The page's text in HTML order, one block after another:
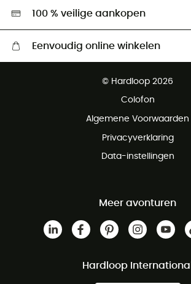
Hardgreen
100 % veilige aankopen
Eenvoudig online winkelen
Gratis retourneren binnen 100 dagen
© Hardloop 2026
Colofon
Algemene Voorwaarden
Privacyverklaring
Data-instellingen
Meer avonturen
Hardloop International